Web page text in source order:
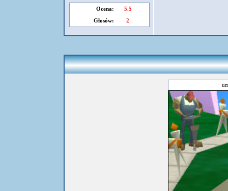
Ocena:
5.5
Głosów:
2